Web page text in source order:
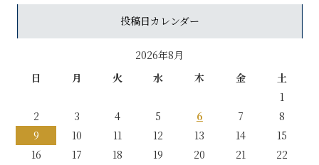
投稿日カレンダー
2026年8月
日
月 火 水 木 金 土
1
2
3 4 5 6 7
8
9
10 11 12 13 14
15
16
17 18 19 20 21
22